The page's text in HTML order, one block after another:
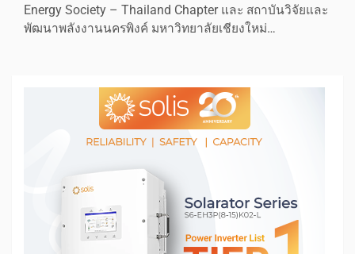
Energy Society – Thailand Chapter และ สถาบันวิจัยและ
พัฒนาพลังงานนครพิงค์ มหาวิทยาลัยเชียงใหม่…